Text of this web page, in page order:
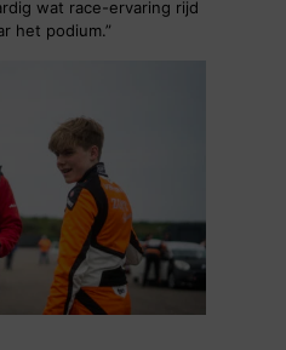
wat race-ervaring rijd
het podium.”